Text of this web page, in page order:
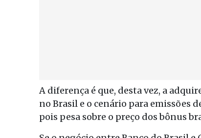
A diferença é que, desta vez, a
no Brasil e o cenário para emissões
pois pesa sobre o preço dos bônus